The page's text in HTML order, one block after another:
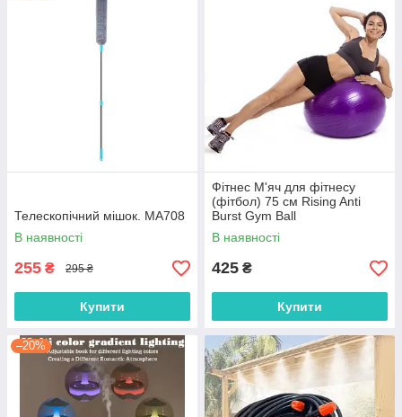
Телескопічний мішок. MA708
В наявності
255 ₴ 295 ₴
Купити
Фітнес М'яч для фітнесу
(фітбол) 75 см Rising Anti
Burst Gym Ball
В наявності
425 ₴
Купити
–20%